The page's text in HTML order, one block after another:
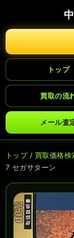
トップ
買取の流
メール査
トップ/ 買取価格検
7 セガサターン